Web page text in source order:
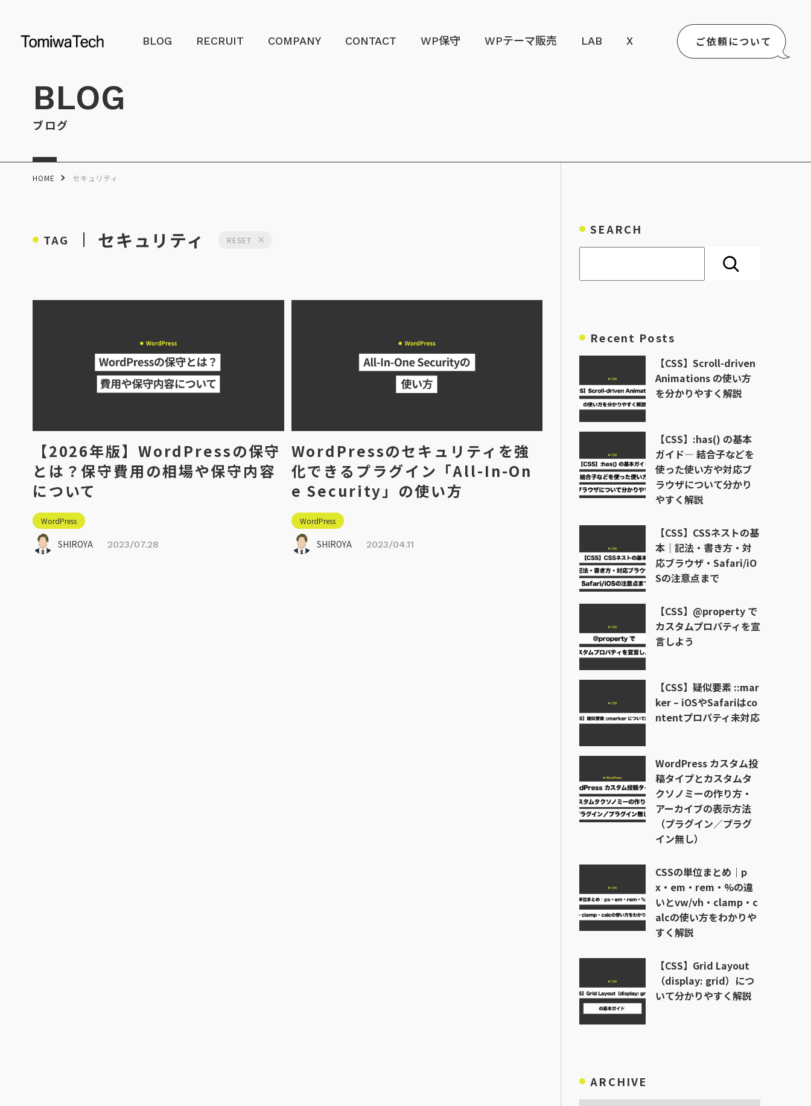
BLOG RECRUIT COMPANY CONTACT WP保守 WPテーマ販売 LAB X ご依頼について
BLOG
ブログ
HOME セキュリティ
TAG セキュリティ RESET
【2026年版】WordPressの保守
とは？保守費用の相場や保守内容
について
WordPress
SHIROYA 2023/07.28
WordPressのセキュリティを強
化できるプラグイン「All-In-On
e Security」の使い方
WordPress
SHIROYA 2023/04.11
SEARCH
Recent Posts
【CSS】Scroll-driven
Animations の使い方
を分かりやすく解説
【CSS】:has() の基本
ガイド― 結合子などを
使った使い方や対応ブ
ラウザについて分かり
やすく解説
【CSS】CSSネストの基
本｜記法・書き方・対
応ブラウザ・Safari/iO
Sの注意点まで
【CSS】@property で
カスタムプロパティを宣
言しよう
【CSS】疑似要素 ::mar
ker – iOSやSafariはco
ntentプロパティ未対応
WordPress カスタム投
稿タイプとカスタムタ
クソノミーの作り方・
アーカイブの表示方法
（プラグイン／プラグ
イン無し）
CSSの単位まとめ｜p
x・em・rem・%の違
いとvw/vh・clamp・c
alcの使い方をわかりや
すく解説
【CSS】Grid Layout
（display: grid）につ
いて分かりやすく解説
ARCHIVE